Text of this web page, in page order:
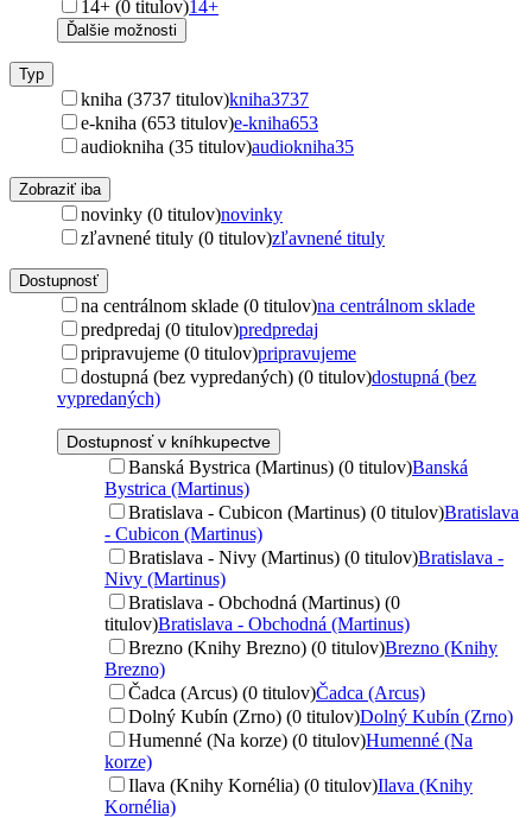
14+ (0 titulov)14+
Ďalšie možnosti
Typ
kniha (3737 titulov)kniha3737
e-kniha (653 titulov)e-kniha653
audiokniha (35 titulov)audiokniha35
Zobraziť iba
novinky (0 titulov)novinky
zľavnené tituly (0 titulov)zľavnené tituly
Dostupnosť
na centrálnom sklade (0 titulov)na centrálnom sklade
predpredaj (0 titulov)predpredaj
pripravujeme (0 titulov)pripravujeme
dostupná (bez vypredaných) (0 titulov)dostupná (bez
vypredaných)
Dostupnosť v kníhkupectve
Banská Bystrica (Martinus) (0 titulov)Banská
Bystrica (Martinus)
Bratislava - Cubicon (Martinus) (0 titulov)Bratislava
- Cubicon (Martinus)
Bratislava - Nivy (Martinus) (0 titulov)Bratislava -
Nivy (Martinus)
Bratislava - Obchodná (Martinus) (0
titulov)Bratislava - Obchodná (Martinus)
Brezno (Knihy Brezno) (0 titulov)Brezno (Knihy
Brezno)
Čadca (Arcus) (0 titulov)Čadca (Arcus)
Dolný Kubín (Zrno) (0 titulov)Dolný Kubín (Zrno)
Humenné (Na korze) (0 titulov)Humenné (Na
korze)
Ilava (Knihy Kornélia) (0 titulov)Ilava (Knihy
Kornélia)